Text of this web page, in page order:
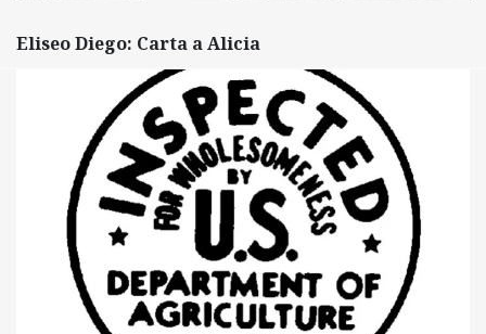
Eliseo Diego: Carta a Alicia